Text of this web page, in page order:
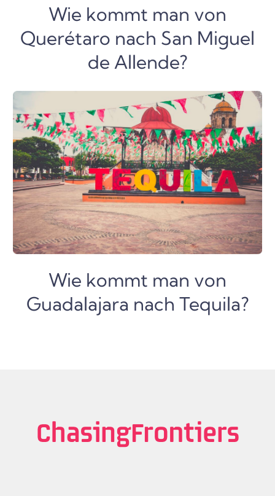
Wie kommt man von
Querétaro nach San Miguel
de Allende?
Wie kommt man von
Guadalajara nach Tequila?